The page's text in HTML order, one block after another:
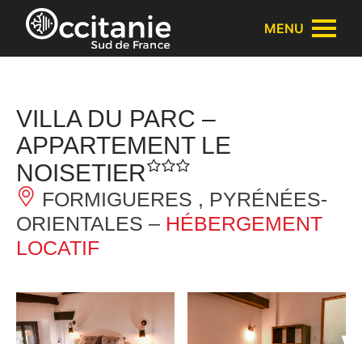
Panneau de gestion des cookies
MENU
VILLA DU PARC –
APPARTEMENT LE
NOISETIER
FORMIGUERES , PYRÉNÉES-
ORIENTALES – HÉBERGEMENT
LOCATIF